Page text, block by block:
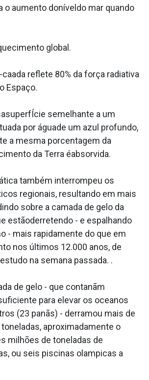
o aumento doníveldo mar quando
global.
reflete 80% da força radiativa
Espaço.
semelhante a um
por águade um azul profundo,
a mesma porcentagem da
da Terra éabsorvida.
também interrompeu os
regionais, resultando em mais
sobre a camada de gelo da
estãoderretendo - e espalhando
- mais rapidamente do que em
nos últimos 12.000 anos, de
na semana passada. .
de gelo - que contanãm
para elevar os oceanos
(23 panãs) - derramou mais de
aproximadamente o
milhões de toneladas de
ou seis piscinas ola­mpicas a